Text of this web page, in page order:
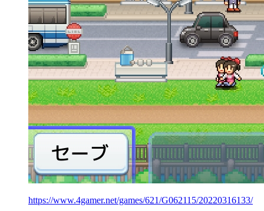
https://www.4gamer.net/games/621/G062115/20220316133/